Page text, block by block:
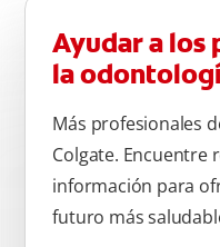
Ayudar a los
la
Más profesionales
Colgate. Encuentre
información para
futuro más